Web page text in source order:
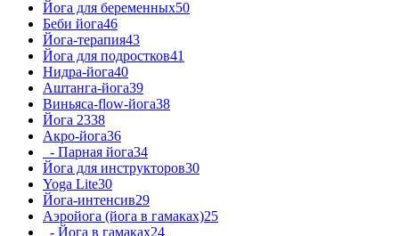
Йога для беременных50
Беби йога46
Йога-терапия43
Йога для подростков41
Нидра-йога40
Аштанга-йога39
Виньяса-flow-йога38
Йога 2338
Акро-йога36
- Парная йога34
Йога для инструкторов30
Yoga Lite30
Йога-интенсив29
Аэройога (йога в гамаках)25
- Йога в гамаках24